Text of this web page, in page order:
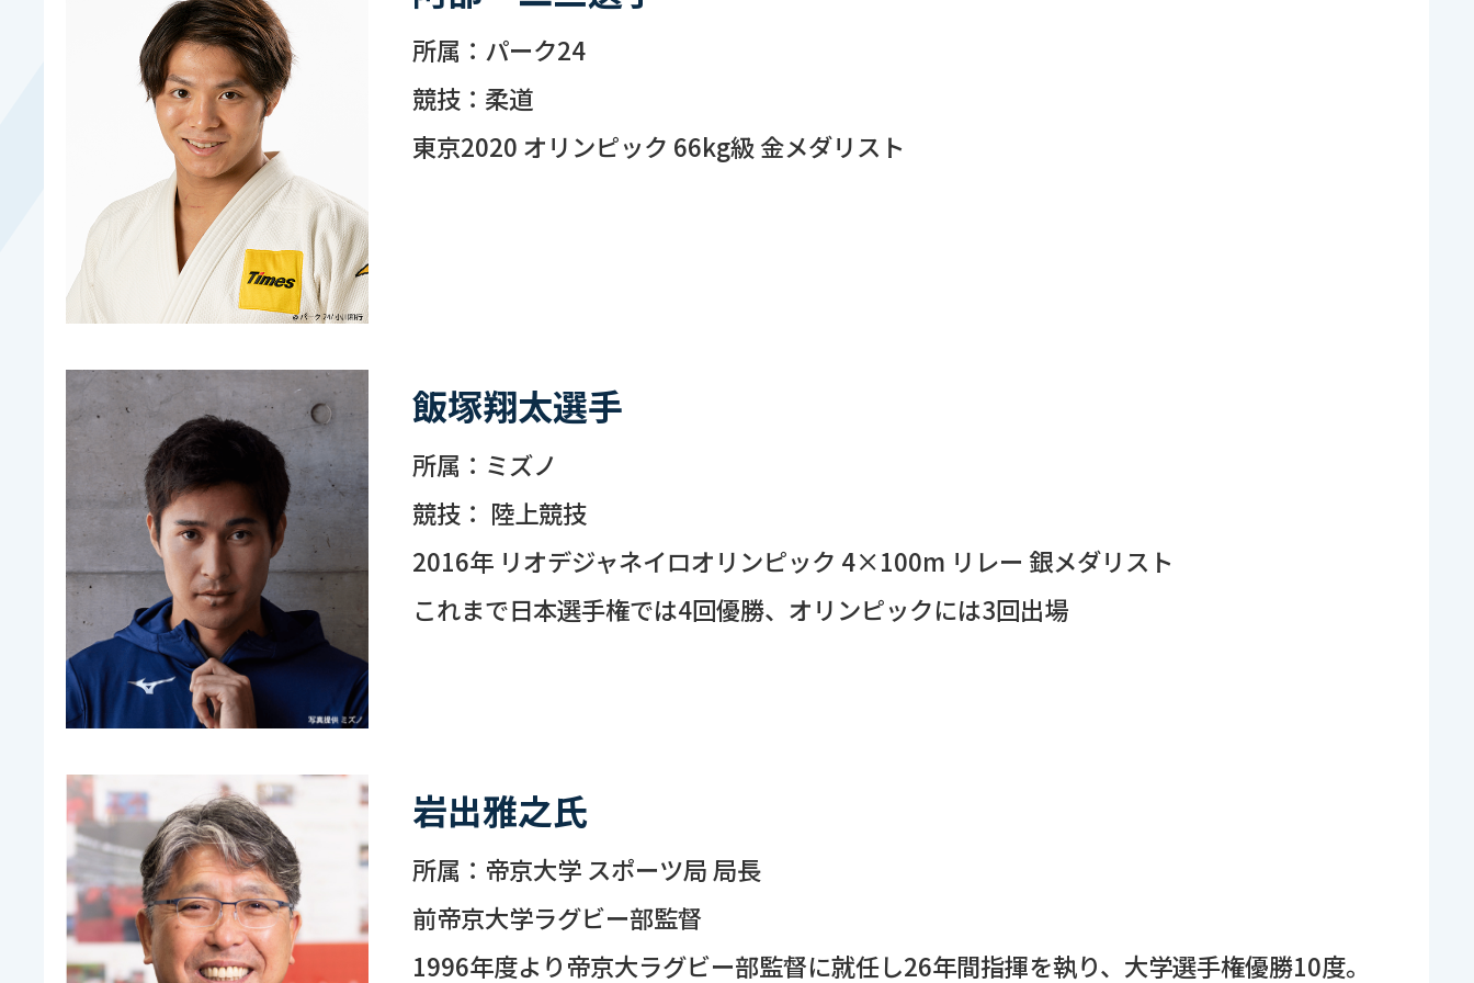
所属：パーク24
競技：柔道
東京2020 オリンピック 66kg級 金メダリスト
飯塚翔太選手
所属：ミズノ
競技： 陸上競技
2016年 リオデジャネイロオリンピック 4×100m リレー 銀メダリスト
これまで日本選手権では4回優勝、オリンピックには3回出場
岩出雅之氏
所属：帝京大学 スポーツ局 局長
前帝京大学ラグビー部監督
1996年度より帝京大ラグビー部監督に就任し26年間指揮を執り、大学選手権優勝10度。